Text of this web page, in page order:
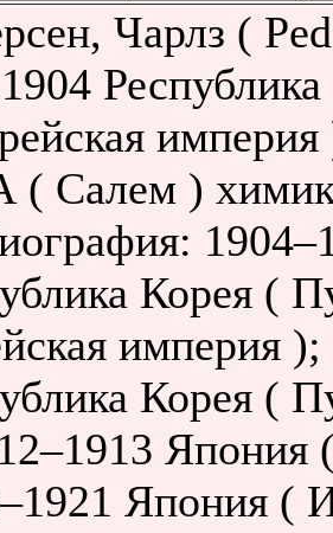
Чарлз (
Салем )
Корея (
империя
Корея (
Япония
Япония (